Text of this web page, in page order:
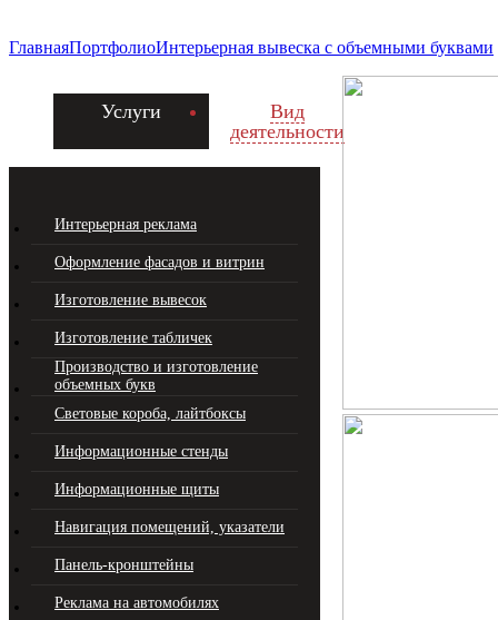
ГлавнаяПортфолиоИнтерьерная вывеска с объемными буквами
Услуги
Вид
деятельности
Интерьерная реклама
Оформление фасадов и витрин
Изготовление вывесок
Изготовление табличек
Производство и изготовление
объемных букв
Световые короба, лайтбоксы
Информационные стенды
Информационные щиты
Навигация помещений, указатели
Панель-кронштейны
Реклама на автомобилях